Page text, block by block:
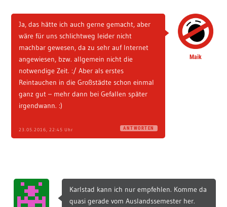
Maik
Ja, das hätte ich auch gerne gemacht, aber
wäre für uns schlichtweg leider nicht
machbar gewesen, da zu sehr auf Internet
angewiesen, bzw. allgemein nicht die
notwendige Zeit. :/ Aber als erstes
Reintauchen in die Großstädte schon einmal
ganz gut – mehr dann bei Gefallen später
irgendwann. :)
23.05.2016, 22:45 Uhr ANTWORTEN
Karlstad kann ich nur empfehlen. Komme da
quasi gerade vom Auslandssemester her.